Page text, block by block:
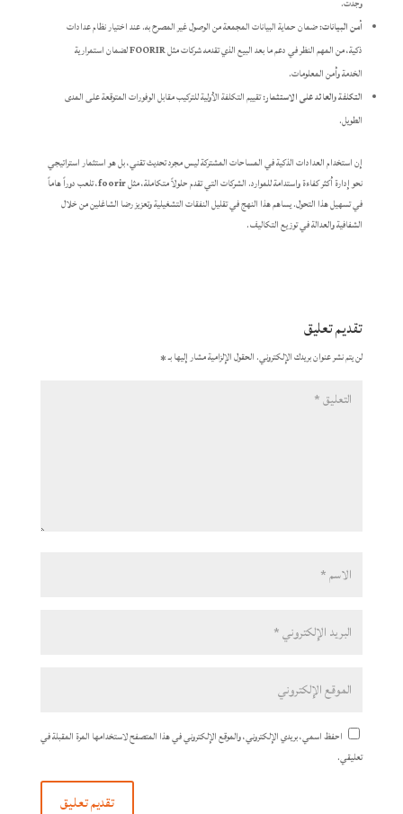
وجدت.
أمن البيانات:ضمان حماية البيانات المجمعة من الوصول غير المصرح به. عند اختيار نظام عدادات
ذكية، من المهم النظر في دعم ما بعد البيع الذي تقدمه شركات مثلFOORIRلضمان استمرارية
الخدمة وأمن المعلومات.
التكلفة والعائد على الاستثمار:تقييم التكلفة الأولية للتركيب مقابل الوفورات المتوقعة على المدى
الطويل.
إن استخدام العدادات الذكية في المساحات المشتركة ليس مجرد تحديث تقني، بل هو استثمار استراتيجي
نحو إدارة أكثر كفاءة واستدامة للموارد. الشركات التي تقدم حلولاً متكاملة، مثلfoorir، تلعب دوراً هاماً
في تسهيل هذا التحول. يساهم هذا النهج في تقليل النفقات التشغيلية وتعزيز رضا الشاغلين من خلال
الشفافية والعدالة في توزيع التكاليف.
تقديم تعليق
لن يتم نشر عنوان بريدك الإلكتروني. الحقول الإلزامية مشار إليها بـ*
احفظ اسمي، بريدي الإلكتروني، والموقع الإلكتروني في هذا المتصفح لاستخدامها المرة المقبلة في
تعليقي.